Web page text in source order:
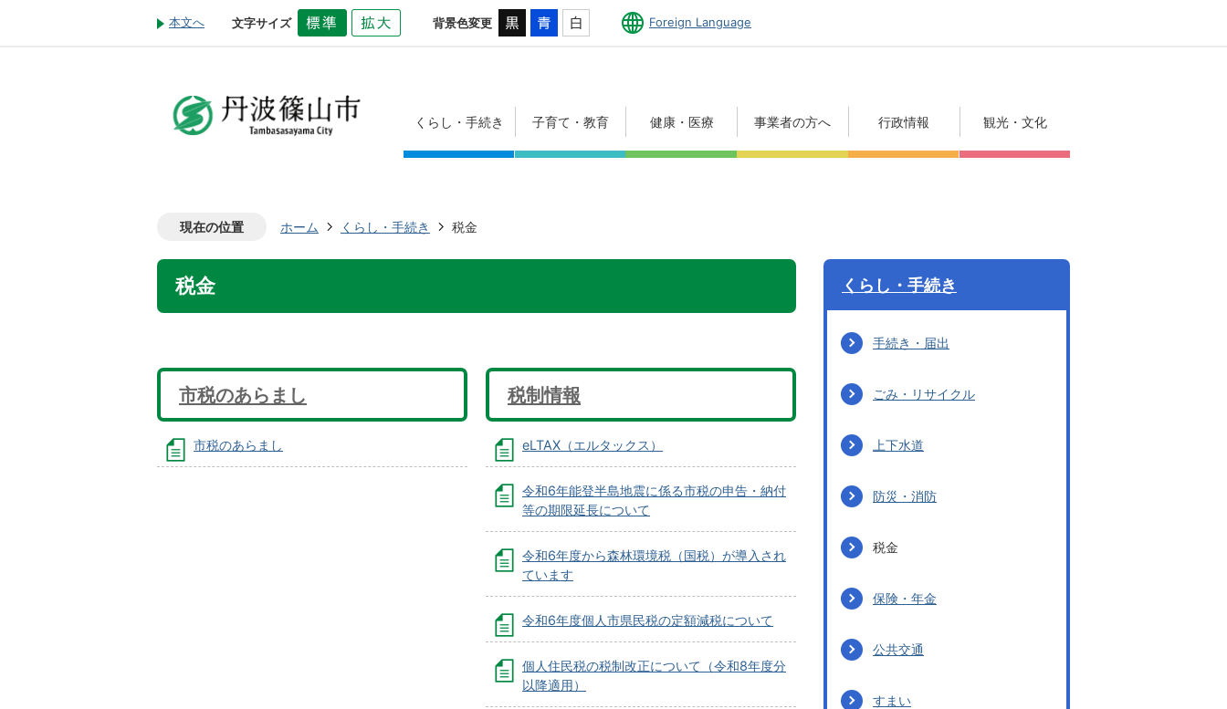
本文へ 文字サイズ 背景色変更 Foreign Language
くらし・手続き 子育て・教育 健康・医療 事業者の方へ 行政情報 観光・文化
現在の位置 ホーム くらし・手続き 税金
税金
市税のあらまし
市税のあらまし
税制情報
eLTAX（エルタックス）
令和6年能登半島地震に係る市税の申告・納付
等の期限延長について
令和6年度から森林環境税（国税）が導入され
ています
令和6年度個人市県民税の定額減税について
個人住民税の税制改正について（令和8年度分
以降適用）
くらし・手続き
手続き・届出
ごみ・リサイクル
上下水道
防災・消防
税金
保険・年金
公共交通
すまい